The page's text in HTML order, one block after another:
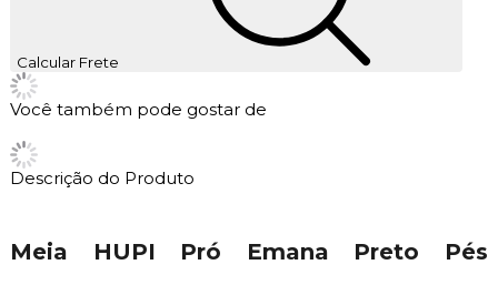
Calcular Frete
Você também pode gostar de
Descrição do Produto
Meia HUPI Pró Emana Preto Pés